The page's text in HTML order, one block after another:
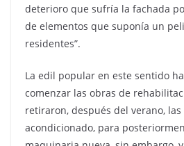
deterioro que sufría la fachada
de elementos que suponía un
residentes”.
La edil popular en este sentido
comenzar las obras de
retiraron, después del verano,
acondicionado, para